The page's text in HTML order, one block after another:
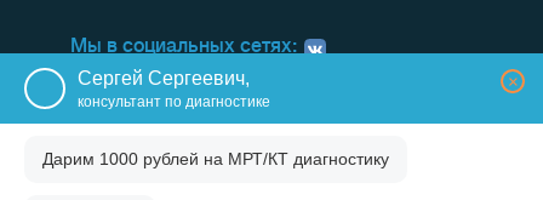
Мы в социальных сетях:
×
Сергей Сергеевич,
консультант по диагностике
Дарим 1000 рублей на МРТ/КТ диагностику